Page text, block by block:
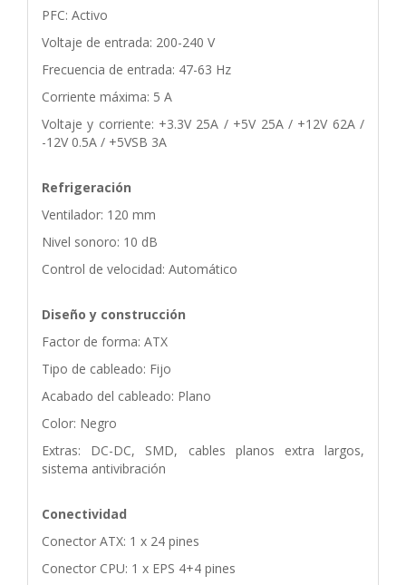
PFC: Activo
Voltaje de entrada: 200-240 V
Frecuencia de entrada: 47-63 Hz
Corriente máxima: 5 A
Voltaje y corriente: +3.3V 25A / +5V 25A / +12V 62A /
-12V 0.5A / +5VSB 3A
Refrigeración
Ventilador: 120 mm
Nivel sonoro: 10 dB
Control de velocidad: Automático
Diseño y construcción
Factor de forma: ATX
Tipo de cableado: Fijo
Acabado del cableado: Plano
Color: Negro
Extras: DC-DC, SMD, cables planos extra largos,
sistema antivibración
Conectividad
Conector ATX: 1 x 24 pines
Conector CPU: 1 x EPS 4+4 pines